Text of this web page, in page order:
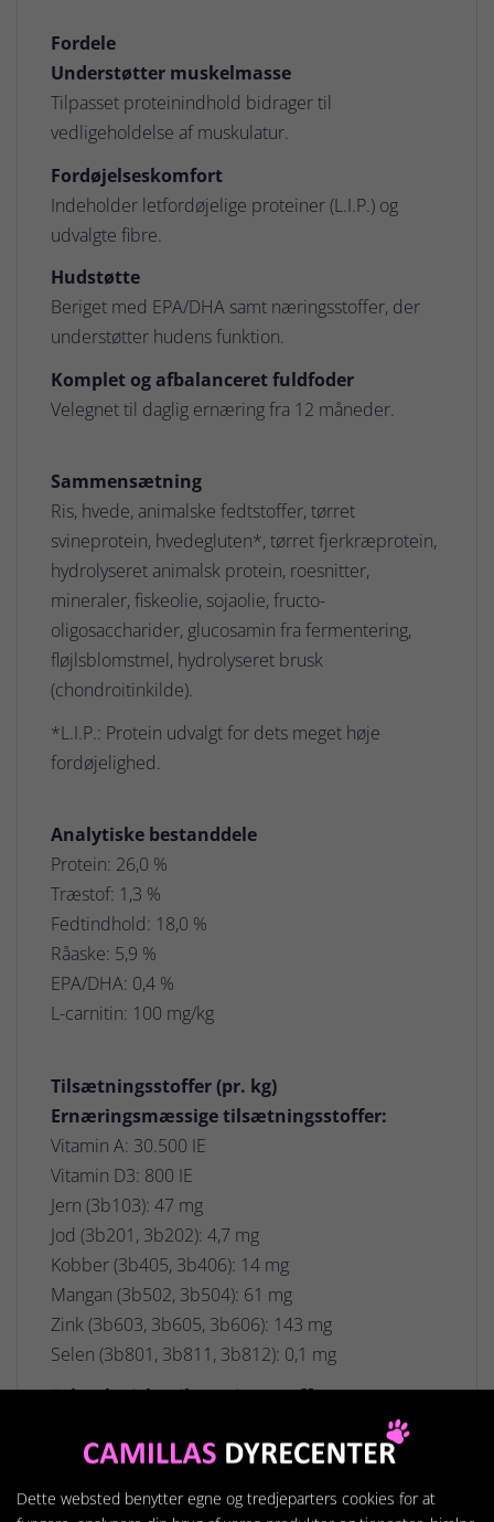
Fordele
Understøtter muskelmasse
Tilpasset proteinindhold bidrager til
vedligeholdelse af muskulatur.
Fordøjelseskomfort
Indeholder letfordøjelige proteiner (L.I.P.) og
udvalgte fibre.
Hudstøtte
Beriget med EPA/DHA samt næringsstoffer, der
understøtter hudens funktion.
Komplet og afbalanceret fuldfoder
Velegnet til daglig ernæring fra 12 måneder.
Sammensætning
Ris, hvede, animalske fedtstoffer, tørret
svineprotein, hvedegluten*, tørret fjerkræprotein,
hydrolyseret animalsk protein, roesnitter,
mineraler, fiskeolie, sojaolie, fructo-
oligosaccharider, glucosamin fra fermentering,
fløjlsblomstmel, hydrolyseret brusk
(chondroitinkilde).
*L.I.P.: Protein udvalgt for dets meget høje
fordøjelighed.
Analytiske bestanddele
Protein: 26,0 %
Træstof: 1,3 %
Fedtindhold: 18,0 %
Råaske: 5,9 %
EPA/DHA: 0,4 %
L-carnitin: 100 mg/kg
Tilsætningsstoffer (pr. kg)
Ernæringsmæssige tilsætningsstoffer:
Vitamin A: 30.500 IE
Vitamin D3: 800 IE
Jern (3b103): 47 mg
Jod (3b201, 3b202): 4,7 mg
Kobber (3b405, 3b406): 14 mg
Mangan (3b502, 3b504): 61 mg
Zink (3b603, 3b605, 3b606): 143 mg
Selen (3b801, 3b811, 3b812): 0,1 mg
Teknologiske tilsætningsstoffer:
Clinoptilolit af sedimentær oprindelse: 10 g
Konserveringsmidler – Antioxidanter.
Dette websted benytter egne og tredjeparters cookies for at